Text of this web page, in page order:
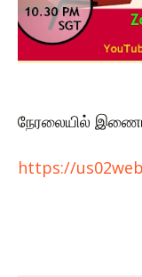
நேரலையில்
https://